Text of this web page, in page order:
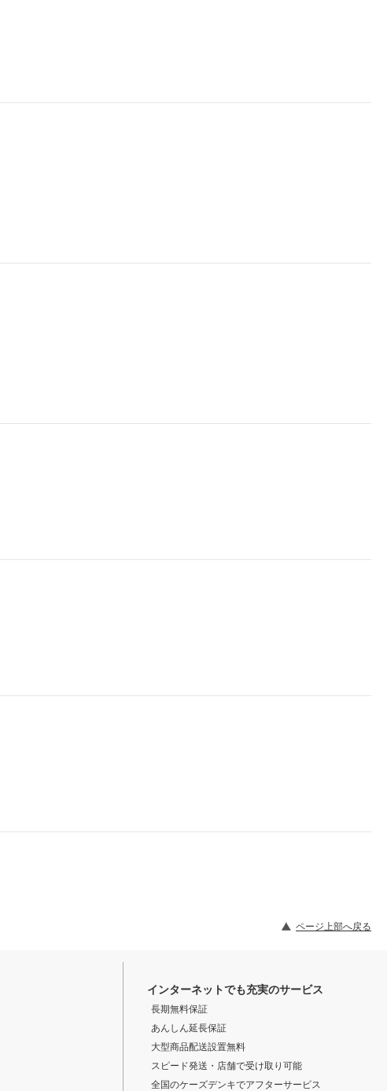
ページ上部へ戻る
インターネットでも充実のサービス
長期無料保証
あんしん延長保証
大型商品配送設置無料
スピード発送・店舗で受け取り可能
全国のケーズデンキでアフターサービス